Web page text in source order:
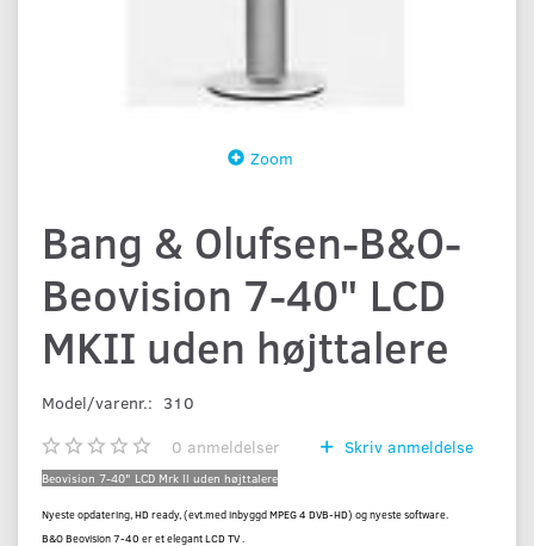
Zoom
Bang & Olufsen-B&O-
Beovision 7-40" LCD
MKII uden højttalere
Model/varenr.: 310
0 anmeldelser Skriv anmeldelse
Beovision 7-40" LCD Mrk ll uden højttalere
Nyeste opdatering, HD ready, (evt.med inbyggd MPEG 4 DVB-HD) og nyeste software.
B&O Beovision 7-40 er et elegant LCD TV .